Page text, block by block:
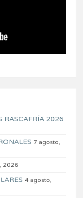
RASCAFRÍA 2026
7 agosto,
2026
4 agosto,